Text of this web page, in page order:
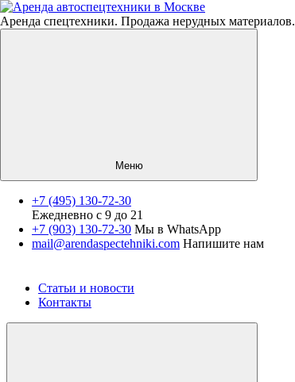
Аренда спецтехники. Продажа нерудных материалов.
Меню
+7 (495) 130-72-30
Ежедневно с 9 до 21
+7 (903) 130-72-30 Мы в WhatsApp
mail@arendaspectehniki.com Напишите нам
Нерудные материалы
Статьи и новости
Контакты